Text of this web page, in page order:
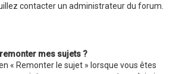
contacter un administrateur du forum.
mes sujets ?
« Remonter le sujet » lorsque vous êtes